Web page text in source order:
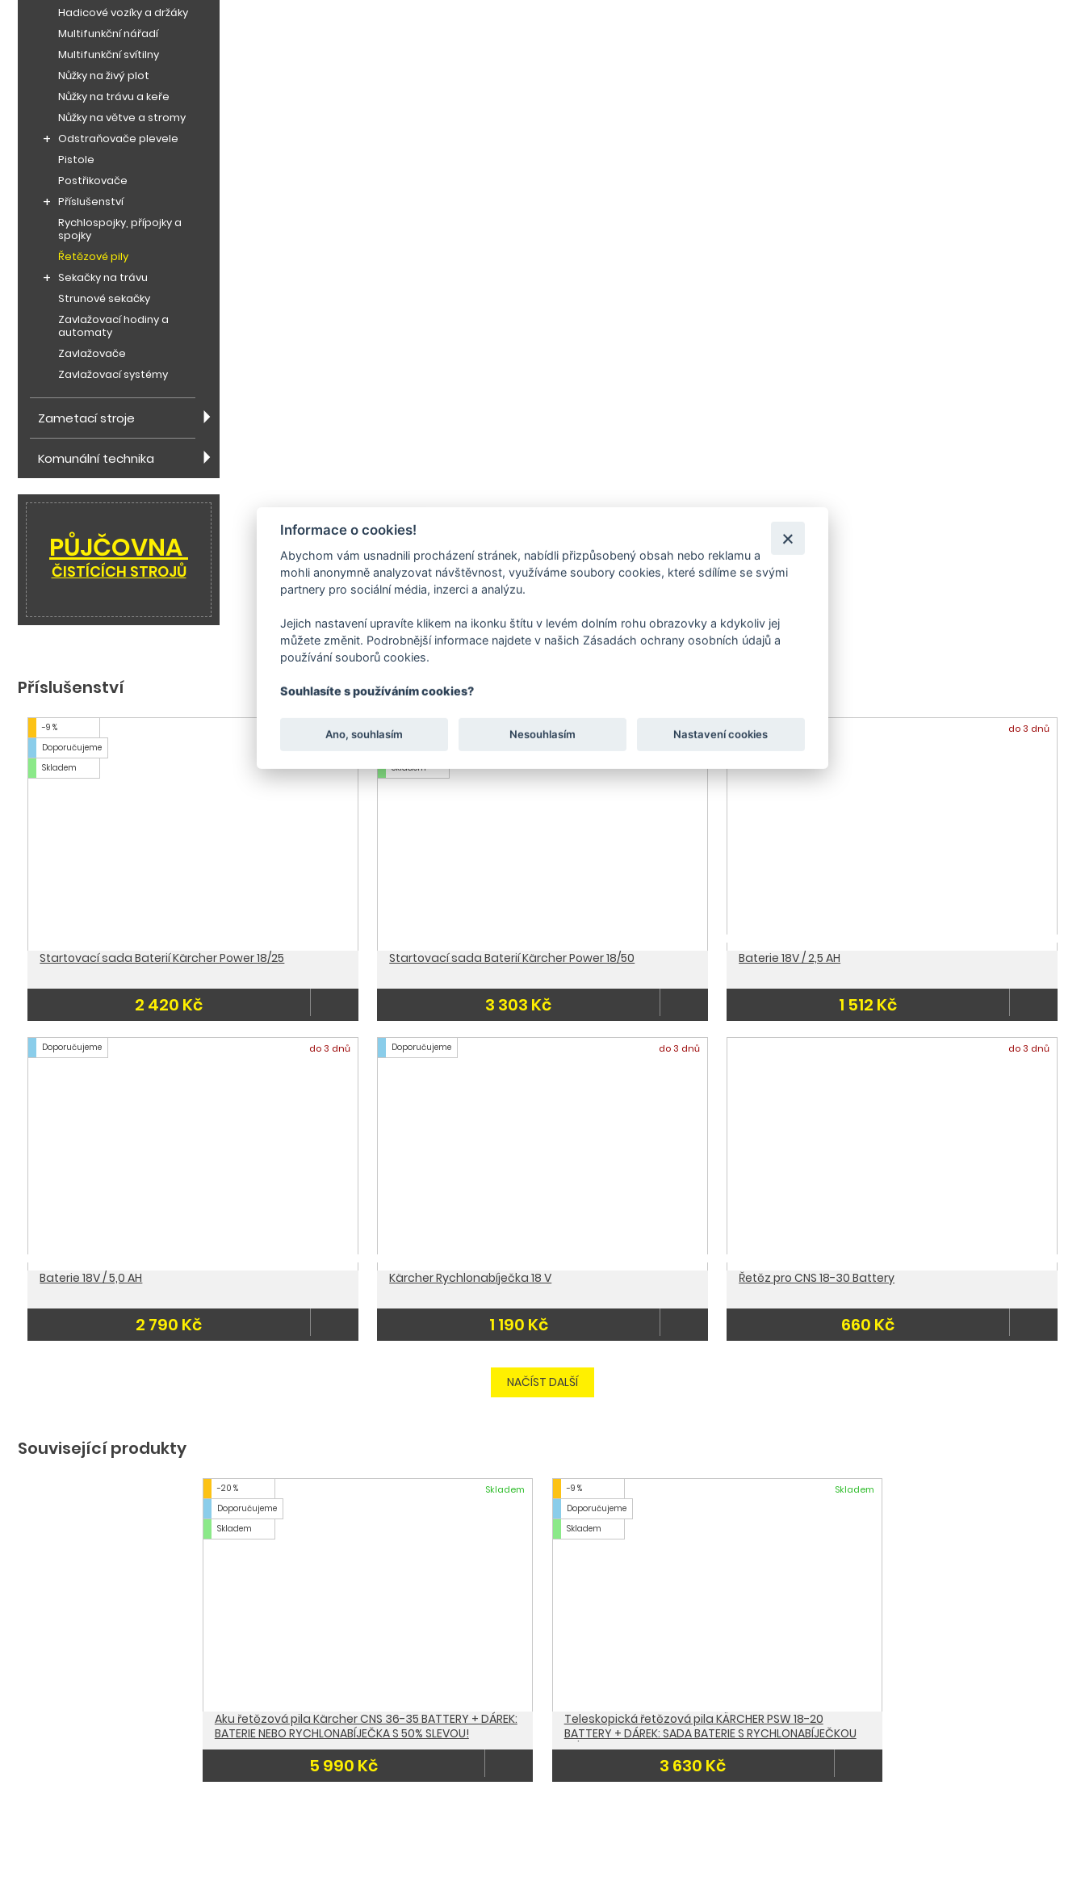
Hadicové vozíky a držáky
Multifunkční nářadí
Multifunkční svítilny
Nůžky na živý plot
Nůžky na trávu a keře
Nůžky na větve a stromy
Odstraňovače plevele
Pistole
Postřikovače
Příslušenství
Rychlospojky, přípojky a
spojky
Řetězové pily
Sekačky na trávu
Strunové sekačky
Zavlažovací hodiny a
automaty
Zavlažovače
Zavlažovací systémy
Zametací stroje
Komunální technika
PŮJČOVNA
ČISTÍCÍCH STROJŮ
Příslušenství
-9 %
Doporučujeme
Skladem
Skladem
Startovací sada Baterií Kärcher Power 18/25
2 420 Kč
-12 %
Skladem
Skladem
Startovací sada Baterií Kärcher Power 18/50
3 303 Kč
-12 %
do 3 dnů
Baterie 18V / 2,5 AH
1 512 Kč
Doporučujeme do 3 dnů
Baterie 18V / 5,0 AH
2 790 Kč
Doporučujeme do 3 dnů
Kärcher Rychlonabíječka 18 V
1 190 Kč
do 3 dnů
Řetěz pro CNS 18-30 Battery
660 Kč
do 3 dnů Doporučujeme
NAČÍST DALŠÍ
Související produkty
-20 %
Doporučujeme
Skladem
Skladem
Aku řetězová pila Kärcher CNS 36-35 BATTERY + DÁREK:
BATERIE NEBO RYCHLONABÍJEČKA S 50% SLEVOU!
5 990 Kč
-9 %
Doporučujeme
Skladem
Skladem
Teleskopická řetězová pila KÄRCHER PSW 18-20
BATTERY + DÁREK: SADA BATERIE S RYCHLONABÍJEČKOU
18/25 ZA 1,-Kč!
3 630 Kč
Informace o cookies!
Abychom vám usnadnili procházení stránek, nabídli přizpůsobený obsah nebo reklamu a
mohli anonymně analyzovat návštěvnost, využíváme soubory cookies, které sdílíme se svými
partnery pro sociální média, inzerci a analýzu.
Jejich nastavení upravíte klikem na ikonku štítu v levém dolním rohu obrazovky a kdykoliv jej
můžete změnit. Podrobnější informace najdete v našich Zásadách ochrany osobních údajů a
používání souborů cookies.
Souhlasíte s používáním cookies?
Ano, souhlasím Nesouhlasím Nastavení cookies